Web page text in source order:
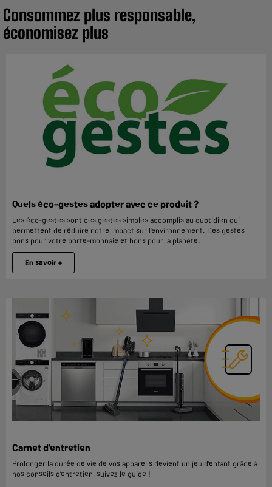
Consommez plus responsable,
économisez plus
Quels éco-gestes adopter avec ce produit ?
Les éco-gestes sont ces gestes simples accomplis au quotidien qui
permettent de réduire notre impact sur l'environnement. Des gestes
bons pour votre porte-monnaie et bons pour la planète.
En savoir +
Carnet d'entretien
Prolonger la durée de vie de vos appareils devient un jeu d’enfant grâce à
nos conseils d’entretien, suivez le guide !